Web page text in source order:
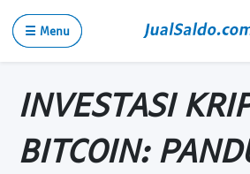
☰ Menu
INVESTASI
BITCOIN: